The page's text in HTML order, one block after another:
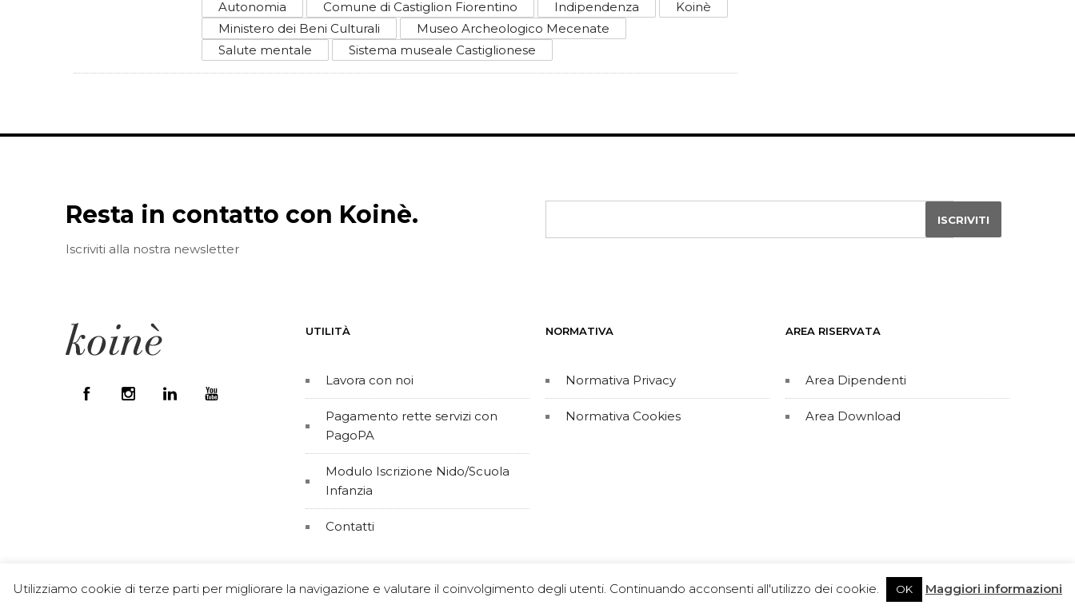
Autonomia Comune di Castiglion Fiorentino Indipendenza
Koinè
Ministero dei Beni Culturali
Museo Archeologico Mecenate
Salute mentale
Sistema museale Castiglionese
Resta in contatto con Koinè.
Iscriviti alla nostra newsletter
UTILITÀ
Lavora con noi
Pagamento rette servizi con
PagoPA
Modulo Iscrizione Nido/Scuola
Infanzia
Contatti
NORMATIVA
Normativa Privacy
Normativa Cookies
AREA RISERVATA
Area Dipendenti
Area Download
Koinè Cooperativa Sociale di tipo A Viale Duccio di Buoninsegna, 8 52100 Arezzo | p.i & c.f. 01421910512 Realizzato da Inedita Srl
Utilizziamo cookie di terze parti per migliorare la navigazione e valutare il coinvolgimento degli utenti. Continuando acconsenti all'utilizzo dei cookie. OK Maggiori informazioni